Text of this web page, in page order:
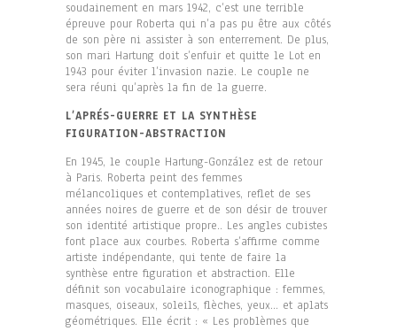
soudainement en mars 1942, c’est une terrible
épreuve pour Roberta qui n’a pas pu être aux côtés
de son père ni assister à son enterrement. De plus,
son mari Hartung doit s’enfuir et quitte le Lot en
1943 pour éviter l’invasion nazie. Le couple ne
sera réuni qu’après la fin de la guerre.
L’APRÉS-GUERRE ET LA SYNTHÈSE
FIGURATION-ABSTRACTION
En 1945, le couple Hartung-González est de retour
à Paris. Roberta peint des femmes
mélancoliques et contemplatives, reflet de ses
années noires de guerre et de son désir de trouver
son identité artistique propre.. Les angles cubistes
font place aux courbes. Roberta s’affirme comme
artiste indépendante, qui tente de faire la
synthèse entre figuration et abstraction. Elle
définit son vocabulaire iconographique : femmes,
masques, oiseaux, soleils, flèches, yeux… et aplats
géométriques. Elle écrit : « Les problèmes que